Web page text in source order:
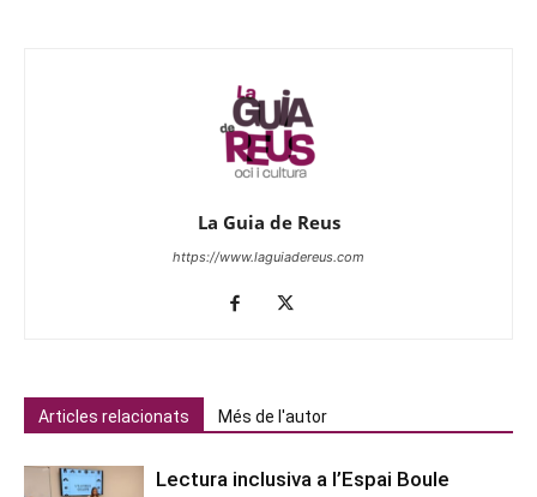
La Guia de Reus
https://www.laguiadereus.com
Articles relacionats Més de l'autor
Lectura inclusiva a l’Espai Boule